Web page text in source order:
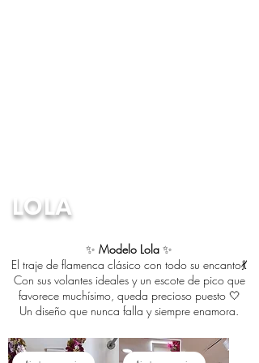
LOLA
✨ Modelo Lola ✨
El traje de flamenca clásico con todo su encanto💃
Con sus volantes ideales y un escote de pico que
favorece muchísimo, queda precioso puesto 🤍
Un diseño que nunca falla y siempre enamora.